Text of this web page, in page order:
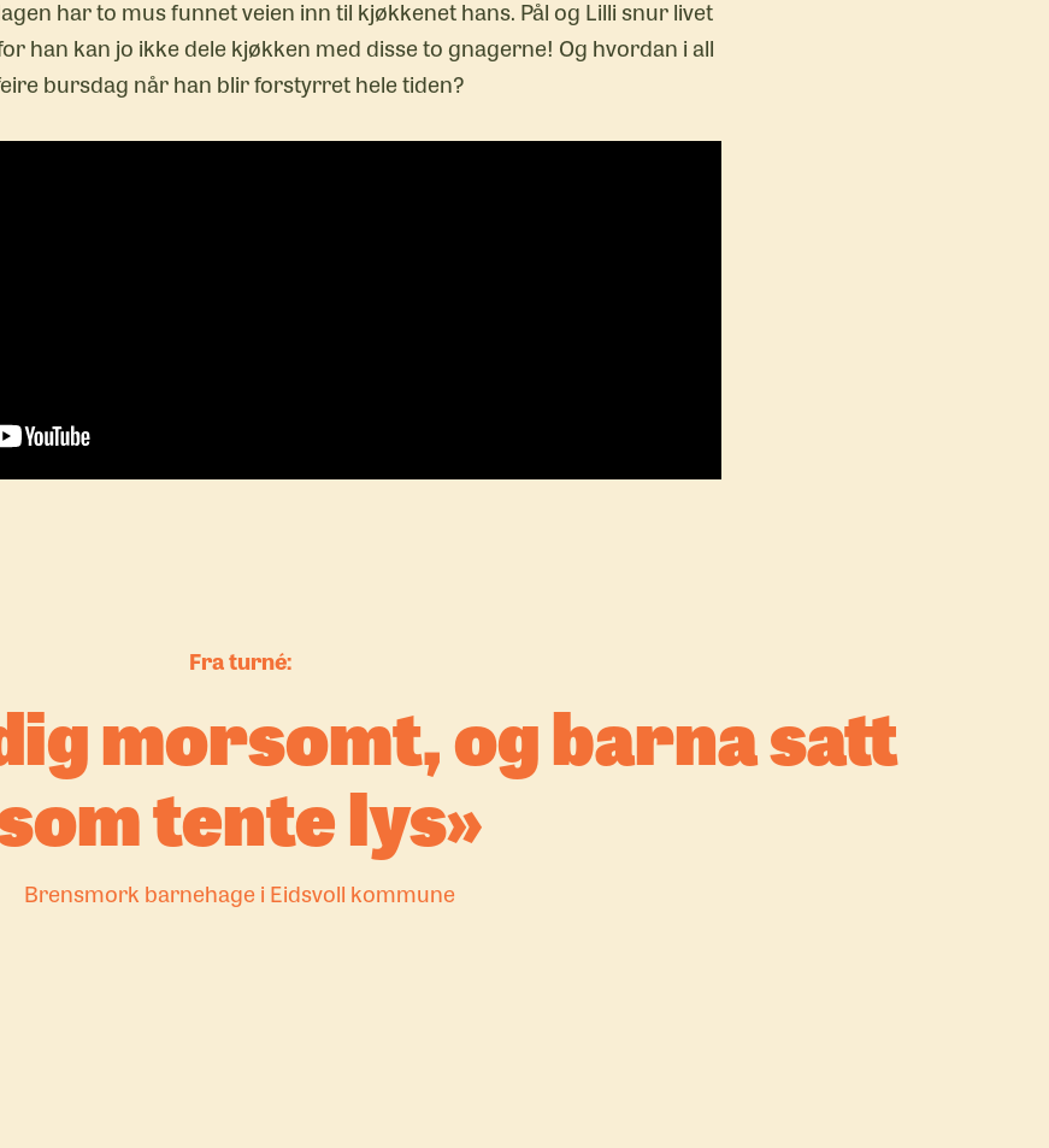
har to mus funnet veien inn til kjøkkenet hans. Pål og Lilli snur livet
han kan jo ikke dele kjøkken med disse to gnagerne! Og hvordan i all
bursdag når han blir forstyrret hele tiden?
Fra turné:
morsomt, og barna satt
tente lys
Brensmork barnehage i Eidsvoll kommune